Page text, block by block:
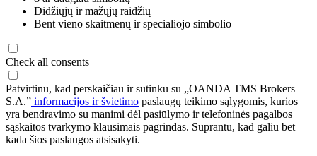
Didžiųjų ir mažųjų raidžių
Bent vieno skaitmenų ir specialiojo simbolio
Check all consents
Patvirtinu, kad perskaičiau ir sutinku su „OANDA TMS Brokers
S.A.” informacijos ir švietimo paslaugų teikimo sąlygomis, kurios
yra bendravimo su manimi dėl pasiūlymo ir telefoninės pagalbos
sąskaitos tvarkymo klausimais pagrindas. Suprantu, kad galiu bet
kada šios paslaugos atsisakyti.